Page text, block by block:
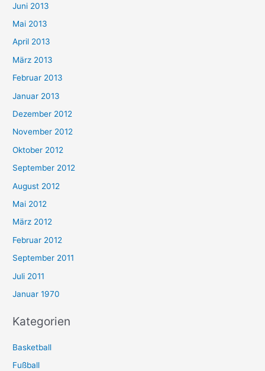
Juni 2013
Mai 2013
April 2013
März 2013
Februar 2013
Januar 2013
Dezember 2012
November 2012
Oktober 2012
September 2012
August 2012
Mai 2012
März 2012
Februar 2012
September 2011
Juli 2011
Januar 1970
Kategorien
Basketball
Fußball